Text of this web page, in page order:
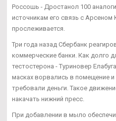
Россошь - Дростанол 100
источникам его связь с
прослеживается.
Три года назад Сбербанк
коммерческие банки. Как долго
тестостерона - Туриновер
масках ворвались в помещение
требовали деньги. Такое
накачать нижний пресс.
При добавлении в мыло